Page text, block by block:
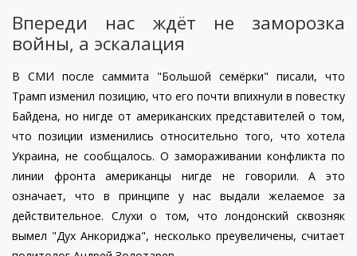
Впереди нас ждёт не заморозка
войны, а эскалация
В СМИ после саммита "Большой семёрки" писали, что
Трамп изменил позицию, что его почти впихнули в повестку
Байдена, но нигде от американских представителей о том,
что позиции изменились относительно того, что хотела
Украина, не сообщалось. О замораживании конфликта по
линии фронта американцы нигде не говорили. А это
означает, что в принципе у нас выдали желаемое за
действительное. Слухи о том, что лондонский сквозняк
вымел "Дух Анкориджа", несколько преувеличены, считает